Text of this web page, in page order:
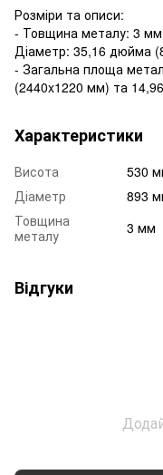
Розміри та описи:
- Товщина металу: 3
Діаметр: 35,16 дюйма
- Загальна площа
(2440x1220 мм) та
Характеристики
Висота
530
Діаметр
893
Товщина
металу
3 мм
Відгуки